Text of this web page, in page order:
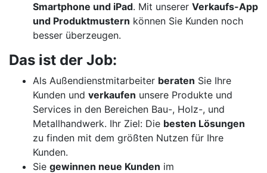
Smartphone und iPad. Mit unserer Verkaufs-App
und Produktmustern können Sie Kunden noch
besser überzeugen.
Das ist der Job:
Als Außendienstmitarbeiter beraten Sie Ihre
Kunden und verkaufen unsere Produkte und
Services in den Bereichen Bau-, Holz-, und
Metallhandwerk. Ihr Ziel: Die besten Lösungen
zu finden mit dem größten Nutzen für Ihre
Kunden.
Sie gewinnen neue Kunden im